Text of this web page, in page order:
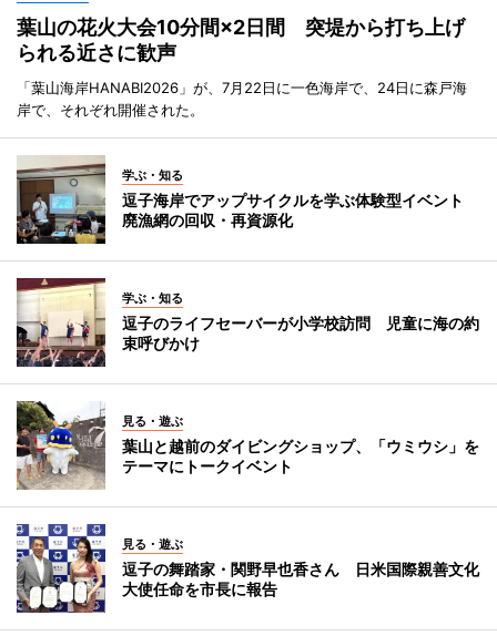
葉山の花火大会10分間×2日間 突堤から打ち上げ
られる近さに歓声
「葉山海岸HANABI2026」が、7月22日に一色海岸で、24日に森戸海
岸で、それぞれ開催された。
学ぶ・知る
逗子海岸でアップサイクルを学ぶ体験型イベント
廃漁網の回収・再資源化
学ぶ・知る
逗子のライフセーバーが小学校訪問 児童に海の約
束呼びかけ
見る・遊ぶ
葉山と越前のダイビングショップ、「ウミウシ」を
テーマにトークイベント
見る・遊ぶ
逗子の舞踏家・関野早也香さん 日米国際親善文化
大使任命を市長に報告